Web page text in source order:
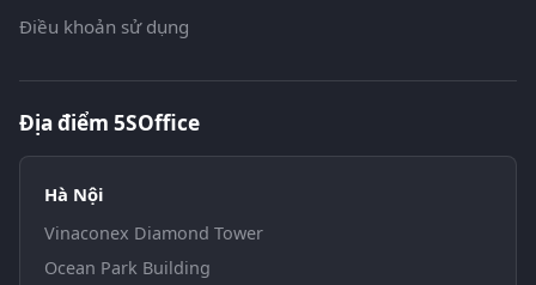
Điều khoản sử dụng
Địa điểm 5SOffice
Hà Nội
Vinaconex Diamond Tower
Ocean Park Building